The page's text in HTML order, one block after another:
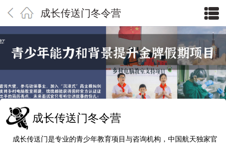
成长传送门冬令营
成长传送门冬令营
成长传送门是专业的青少年教育项目与咨询机构，中国航天独家官